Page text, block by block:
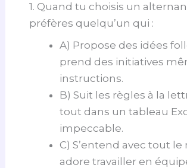
1. Quand tu choisis un
préfères quelqu’un qui :
A) Propose des idées
prend des initiatives
instructions.
B) Suit les règles à la
tout dans un tableau
impeccable.
C) S’entend avec tout
adore travailler en